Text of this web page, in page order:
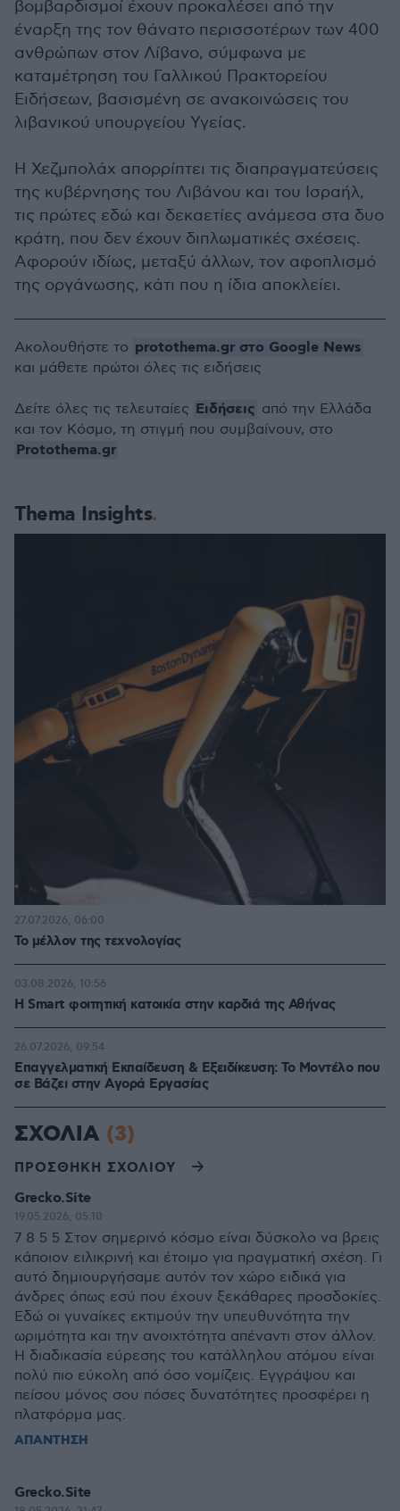
βομβαρδισμοί έχουν προκαλέσει από την
έναρξη της τον θάνατο περισσοτέρων των 400
ανθρώπων στον Λίβανο, σύμφωνα με
καταμέτρηση του Γαλλικού Πρακτορείου
Ειδήσεων, βασισμένη σε ανακοινώσεις του
λιβανικού υπουργείου Υγείας.
Η Χεζμπολάχ απορρίπτει τις διαπραγματεύσεις
της κυβέρνησης του Λιβάνου και του Ισραήλ,
τις πρώτες εδώ και δεκαετίες ανάμεσα στα δυο
κράτη, που δεν έχουν διπλωματικές σχέσεις.
Αφορούν ιδίως, μεταξύ άλλων, τον αφοπλισμό
της οργάνωσης, κάτι που η ίδια αποκλείει.
Thema Insights
Το μέλλον της τεχνολογίας
27.07.2026, 06:00
Η Smart φοιτητική κατοικία στην καρδιά της Αθήνας
03.08.2026, 10:56
Επαγγελματική Εκπαίδευση & Εξειδίκευση: Το Mοντέλο που
σε Bάζει στην Aγορά Eργασίας
26.07.2026, 09:54
Ακολουθήστε το protothema.gr στο Google News
και μάθετε πρώτοι όλες τις ειδήσεις
Δείτε όλες τις τελευταίες Ειδήσεις από την Ελλάδα
και τον Κόσμο, τη στιγμή που συμβαίνουν, στο
Protothema.gr
ΣΧΟΛΙΑ (3)
ΠΡΟΣΘΗΚΗ ΣΧΟΛΙΟΥ
Grecko.Site
19.05.2026, 05:10
7 8 5 5 Στον σημερινό κόσμο είναι δύσκολο να βρεις
κάποιον ειλικρινή και έτοιμο για πραγματική σχέση. Γι
αυτό δημιουργήσαμε αυτόν τον χώρο ειδικά για
άνδρες όπως εσύ που έχουν ξεκάθαρες προσδοκίες.
Εδώ οι γυναίκες εκτιμούν την υπευθυνότητα την
ωριμότητα και την ανοιχτότητα απέναντι στον άλλον.
Η διαδικασία εύρεσης του κατάλληλου ατόμου είναι
πολύ πιο εύκολη από όσο νομίζεις. Εγγράψου και
πείσου μόνος σου πόσες δυνατότητες προσφέρει η
πλατφόρμα μας.
ΑΠΑΝΤΗΣΗ
Grecko.Site